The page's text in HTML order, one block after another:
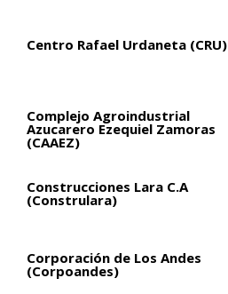
Centro Rafael Urdaneta (CRU)
Complejo Agroindustrial
Azucarero Ezequiel Zamoras
(CAAEZ)
Construcciones Lara C.A
(Construlara)
Corporación de Los Andes
(Corpoandes)